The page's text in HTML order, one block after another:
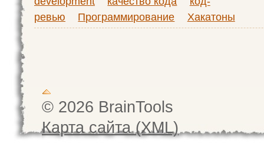
ревью
Программирование Хакатоны
© 2026 BrainTools
Карта сайта (XML)